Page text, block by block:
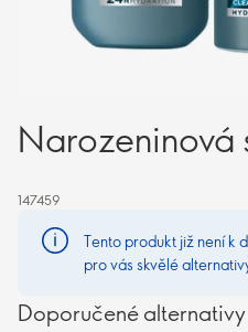
Narozeninová
147459
Tento produkt již není k
pro vás skvělé
Doporučené alternativy